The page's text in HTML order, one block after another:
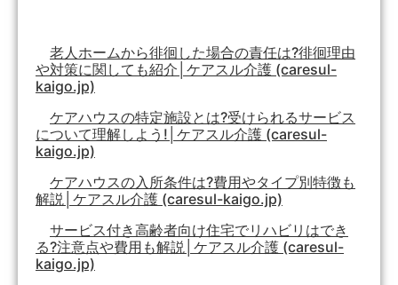
老人ホームから徘徊した場合の責任は?徘徊理由
や対策に関しても紹介│ケアスル介護 (caresul-
kaigo.jp)
ケアハウスの特定施設とは?受けられるサービス
について理解しよう!│ケアスル介護 (caresul-
kaigo.jp)
ケアハウスの入所条件は?費用やタイプ別特徴も
解説│ケアスル介護 (caresul-kaigo.jp)
サービス付き高齢者向け住宅でリハビリはでき
る?注意点や費用も解説│ケアスル介護 (caresul-
kaigo.jp)